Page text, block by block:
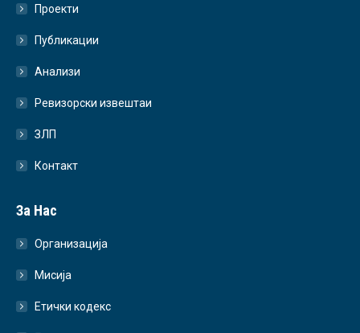
Проекти
Публикации
Анализи
Ревизорски извештаи
ЗЛП
Контакт
За Нас
Организација
Мисија
Етички кодекс